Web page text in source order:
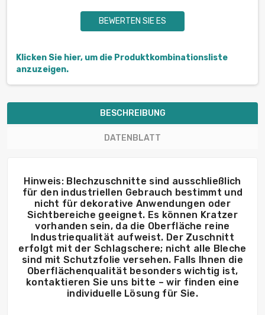
BEWERTEN SIE ES
Klicken Sie hier, um die Produktkombinationsliste
anzuzeigen.
BESCHREIBUNG
DATENBLATT
Hinweis: Blechzuschnitte sind ausschließlich
für den industriellen Gebrauch bestimmt und
nicht für dekorative Anwendungen oder
Sichtbereiche geeignet. Es können Kratzer
vorhanden sein, da die Oberfläche reine
Industriequalität aufweist. Der Zuschnitt
erfolgt mit der Schlagschere; nicht alle Bleche
sind mit Schutzfolie versehen. Falls Ihnen die
Oberflächenqualität besonders wichtig ist,
kontaktieren Sie uns bitte – wir finden eine
individuelle Lösung für Sie.